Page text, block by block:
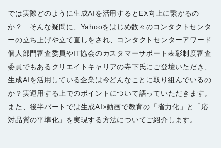
では実際どのように生成AIを活用するとEX向上に繋がるの
か？ そんな疑問に、Yahooをはじめ数々のコンタクトセンタ
ーの立ち上げや立て直しをされ、コンタクトセンターアワード
個人部門審査委員やIT協会のカスタマーサポート表彰制度審査
委員でもあるクリエイトキャリアの寺下氏にご登壇いただき、
生成AIを活用している企業は今どんなことに取り組んでいるの
か？実運用する上でのポイントについて語っていただきます。
また、後半パートでは生成AI×動画で教育の「省力化」と「応
対品質の平準化」を実現する方法についてご紹介します。